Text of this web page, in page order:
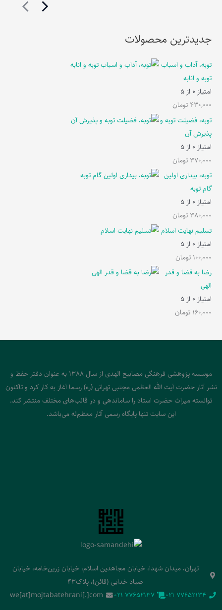
جدیدترین محصولات
توبه، آداب و اسباب
توبه و انابه
امتیاز 0 از 5
430,000 تومان
توبه، فضیلت توبه و
پذیرش آن
امتیاز 0 از 5
370,000 تومان
توبه، بیداری اولین
گام توبه
امتیاز 0 از 5
380,000 تومان
تسلیم نهایت اسلام
امتیاز 0 از 5
100,000 تومان
رضا به قضا و قدر
الهی
امتیاز 0 از 5
160,000 تومان
موسسه پژوهشی فرهنگی مصابیح الهدی از سال 1388 به عنوان دفتر حفظ و
نشر آثار حضرت آیت الله العظمی مجتبی تهرانی (ره) رسما آغاز به کار کرد و تاکنون
توانسته میراث حضرت استاد را ساماندهی و در قالب‌های مختلف منتشر کند.
این سایت تنها پایگاه رسمی آثار معظم‌له می‌باشد.
تهران، میدان شهدا، خیابان مجاهدین اسلام، خیابان زرین‌خامه، خیابان
صیاد خدایی (قائن)، پلاک43
‭021 77652134‬
‭021 77652137‬
we[at]mojtabatehrani[.]com